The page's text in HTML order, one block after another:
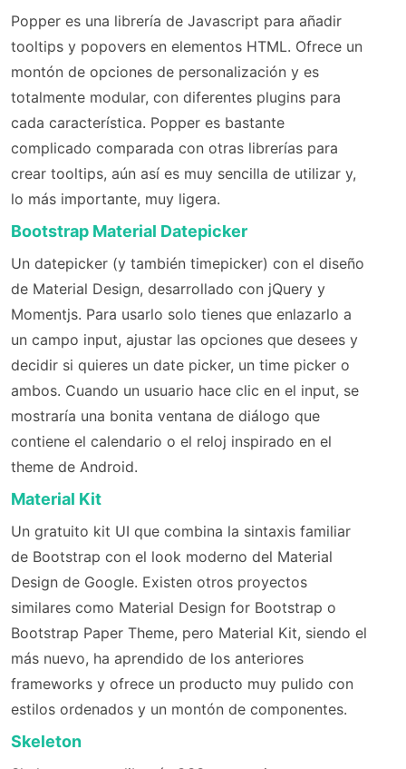
Popper es una librería de Javascript para añadir
tooltips y popovers en elementos HTML. Ofrece un
montón de opciones de personalización y es
totalmente modular, con diferentes plugins para
cada característica. Popper es bastante
complicado comparada con otras librerías para
crear tooltips, aún así es muy sencilla de utilizar y,
lo más importante, muy ligera.
Bootstrap Material Datepicker
Un datepicker (y también timepicker) con el diseño
de Material Design, desarrollado con jQuery y
Momentjs. Para usarlo solo tienes que enlazarlo a
un campo input, ajustar las opciones que desees y
decidir si quieres un date picker, un time picker o
ambos. Cuando un usuario hace clic en el input, se
mostraría una bonita ventana de diálogo que
contiene el calendario o el reloj inspirado en el
theme de Android.
Material Kit
Un gratuito kit UI que combina la sintaxis familiar
de Bootstrap con el look moderno del Material
Design de Google. Existen otros proyectos
similares como Material Design for Bootstrap o
Bootstrap Paper Theme, pero Material Kit, siendo el
más nuevo, ha aprendido de los anteriores
frameworks y ofrece un producto muy pulido con
estilos ordenados y un montón de componentes.
Skeleton